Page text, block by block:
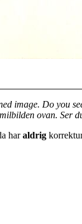
image. Do you
ovan. Ser
haraldrig